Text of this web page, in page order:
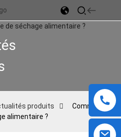
produits
Comment
alimentaire ?